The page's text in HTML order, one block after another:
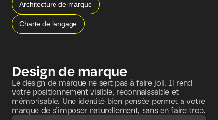
Architecture de marque
Charte de langage
Design de marque
Le design de marque ne sert pas à faire joli. Il rend
votre positionnement visible, reconnaissable et
mémorisable. Une identité bien pensée permet à votre
marque de s’imposer naturellement, sans en faire trop.